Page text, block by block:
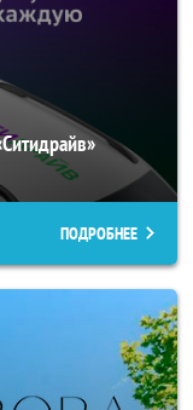
ПОДРОБНЕЕ